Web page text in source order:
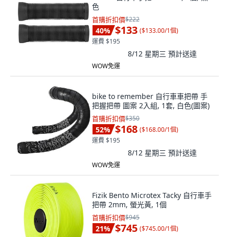
色
首購折扣價$222
40% $133 ($133.00/1個)
運費 $195
8/12 星期三 預計送達
WOW免運
bike to remember 自行車車把帶 手
把握把帶 圖案 2入組, 1套, 白色(圖案)
首購折扣價$350
52% $168 ($168.00/1個)
運費 $195
8/12 星期三 預計送達
WOW免運
Fizik Bento Microtex Tacky 自行車手
把帶 2mm, 螢光黃, 1個
首購折扣價$945
21% $745 ($745.00/1個)